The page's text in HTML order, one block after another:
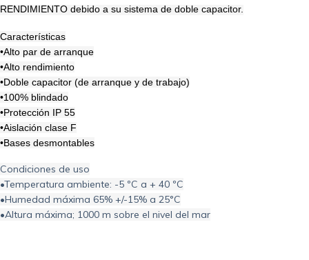
RENDIMIENTO debido a su sistema de doble capacitor.
Características
•Alto par de arranque
•Alto rendimiento
•Doble capacitor (de arranque y de trabajo)
•100% blindado
•Protección IP 55
•Aislación clase F
•Bases desmontables
Condiciones de uso
•Temperatura ambiente: -5 ºC a + 40 ºC
•Humedad máxima 65% +/-15% a 25°C
•Altura máxima; 1000 m sobre el nivel del mar